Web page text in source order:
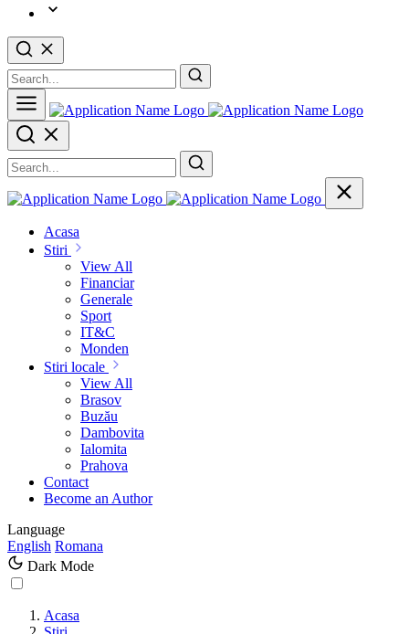
Acasa
Stiri
View All
Financiar
Generale
Sport
IT&C
Monden
Stiri locale
View All
Brasov
Buzău
Dambovita
Ialomita
Prahova
Contact
Become an Author
Language
English Romana
Dark Mode
Acasa